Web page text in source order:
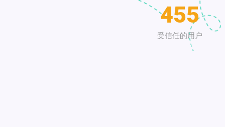
455
受信任的用户